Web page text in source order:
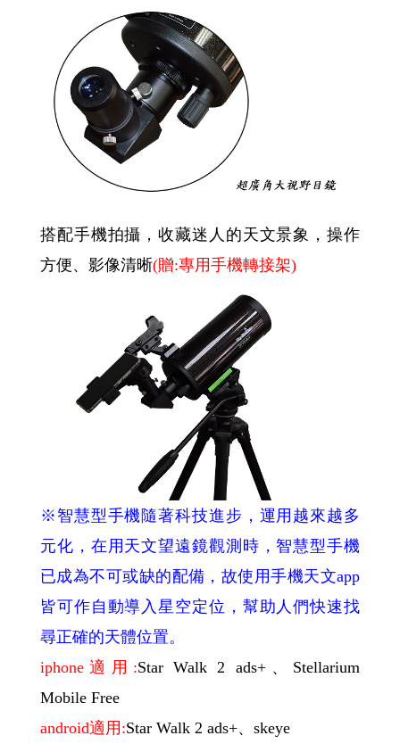
搭配手機拍攝，收藏迷人的天文景象，操作
方便、影像清晰(贈:專用手機轉接架)
※智慧型手機隨著科技進步，運用越來越多
元化，在用天文望遠鏡觀測時，智慧型手機
已成為不可或缺的配備，故使用手機天文app
皆可作自動導入星空定位，幫助人們快速找
尋正確的天體位置。
iphone適用:Star Walk 2 ads+、Stellarium
Mobile Free
android適用:Star Walk 2 ads+、skeye